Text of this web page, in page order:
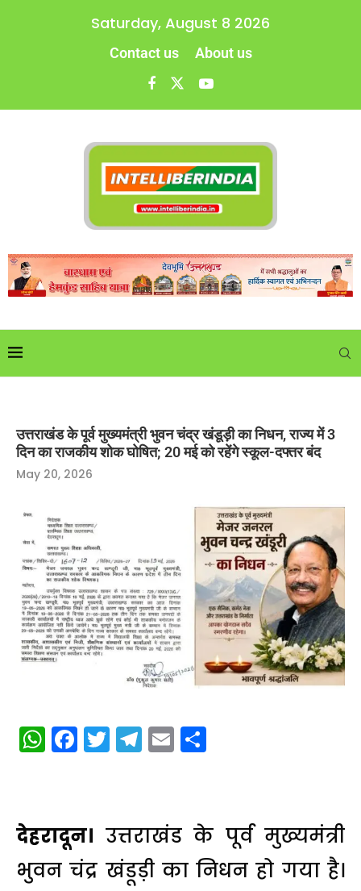
Saturday, August 8 2026
Contact us About us
उत्तराखंड के पूर्व मुख्यमंत्री भुवन चंद्र खंडूड़ी का निधन, राज्य में 3
दिन का राजकीय शोक घोषित; 20 मई को रहेंगे स्कूल-दफ्तर बंद
May 20, 2026
WhatsApp
Facebook
Twitter
Telegram
Email
देहरादून। उत्तराखंड के पूर्व मुख्यमंत्री
भुवन चंद्र खंडूड़ी का निधन हो गया है।